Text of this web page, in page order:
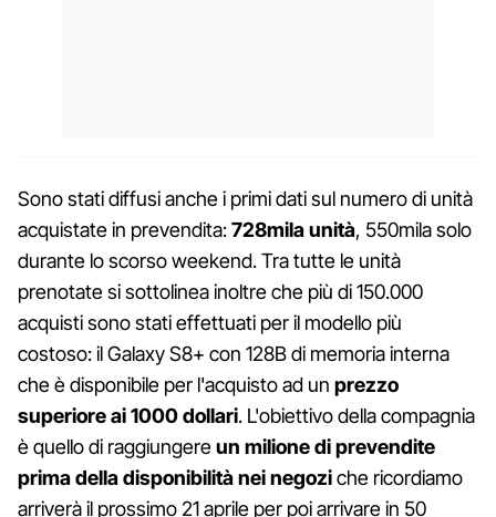
Sono stati diffusi anche i primi dati sul numero di unità
acquistate in prevendita:728mila unità, 550mila solo
durante lo scorso weekend. Tra tutte le unità
prenotate si sottolinea inoltre che più di 150.000
acquisti sono stati effettuati per il modello più
costoso: il Galaxy S8+ con 128B di memoria interna
che è disponibile per l'acquisto ad un prezzo
superiore ai 1000 dollari. L'obiettivo della compagnia
è quello di raggiungereun milione di prevendite
prima della disponibilità nei negoziche ricordiamo
arriverà il prossimo 21 aprile per poi arrivare in 50